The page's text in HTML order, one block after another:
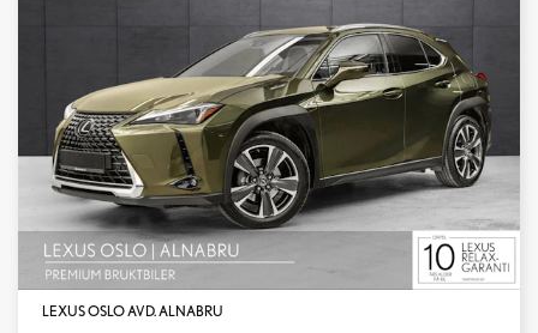
LEXUS OSLO AVD. ALNABRU